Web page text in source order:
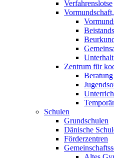
Verfahrenslotse
Zentrum für
Beratung
Schulen
Grundschulen
Dänische
Förderzentren